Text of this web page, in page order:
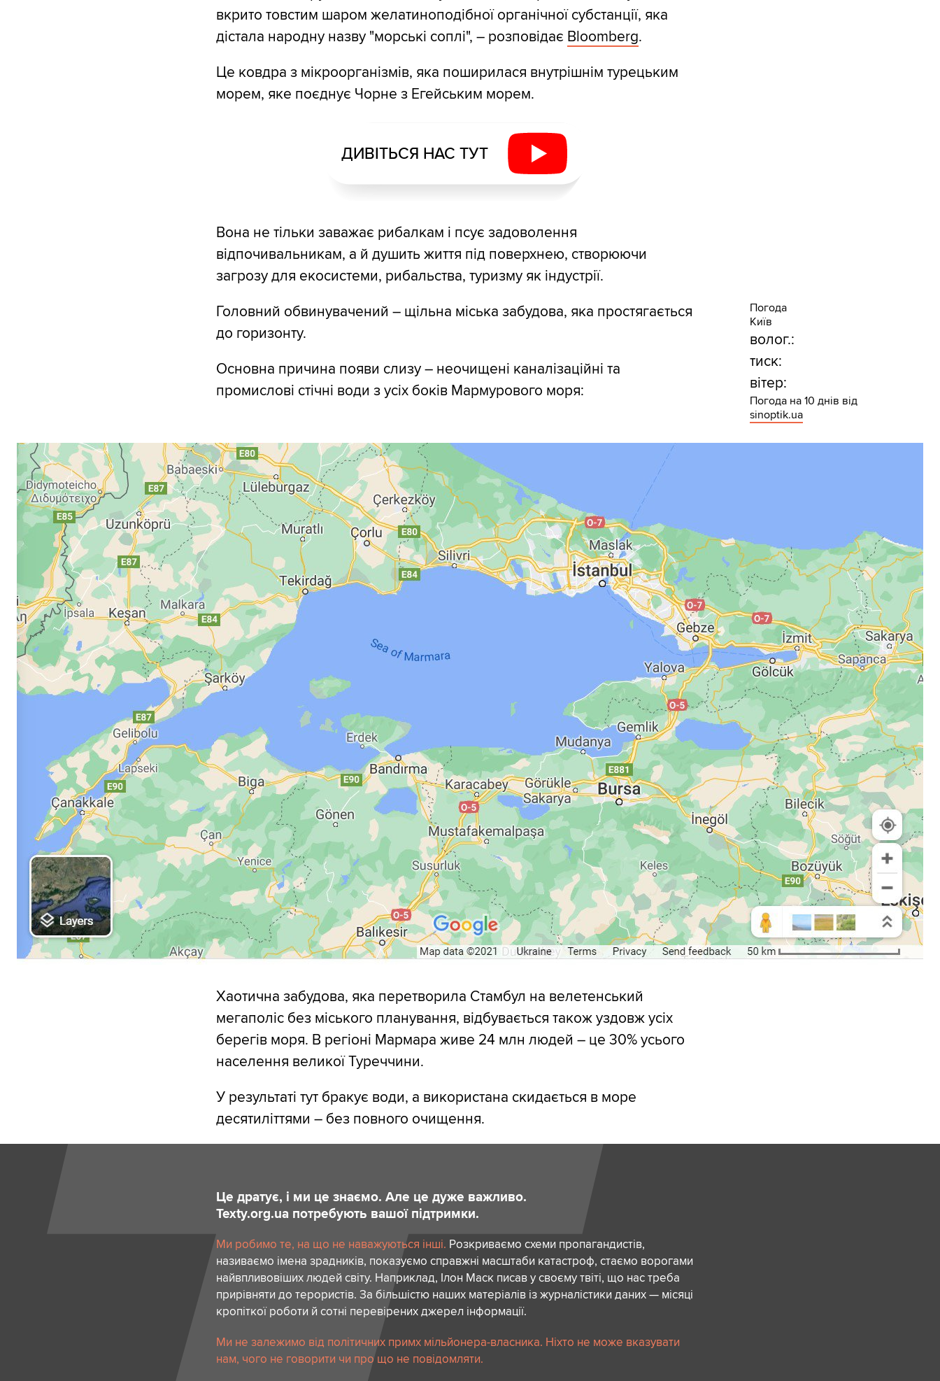
вкрито товстим шаром желатиноподібної органічної субстанції, яка
дістала народну назву "морські соплі", – розповідає Bloomberg.
Це ковдра з мікроорганізмів, яка поширилася внутрішнім турецьким
морем, яке поєднує Чорне з Егейським морем.
ДИВІТЬСЯ НАС ТУТ
Вона не тільки заважає рибалкам і псує задоволення
відпочивальникам, а й душить життя під поверхнею, створюючи
загрозу для екосистеми, рибальства, туризму як індустрії.
Головний обвинувачений – щільна міська забудова, яка простягається
до горизонту.
Основна причина появи слизу – неочищені каналізаційні та
промислові стічні води з усіх боків Мармурового моря:
Хаотична забудова, яка перетворила Стамбул на велетенський
мегаполіс без міського планування, відбувається також уздовж усіх
берегів моря. В регіоні Мармара живе 24 млн людей – це 30% усього
населення великої Туреччини.
У результаті тут бракує води, а використана скидається в море
десятиліттями – без повного очищення.
Це дратує, і ми це знаємо. Але це дуже важливо.
Texty.org.ua потребують вашої підтримки.
Ми робимо те, на що не наважуються інші. Розкриваємо схеми пропагандистів,
називаємо імена зрадників, показуємо справжні масштаби катастроф, стаємо ворогами
найвпливовіших людей світу. Наприклад, Ілон Маск писав у своєму твіті, що нас треба
прирівняти до терористів. За більшістю наших матеріалів із журналістики даних — місяці
кропіткої роботи й сотні перевірених джерел інформації.
Ми не залежимо від політичних примх мільйонера-власника. Ніхто не може вказувати
нам, чого не говорити чи про що не повідомляти.
Погода
Київ
волог.:
тиск:
вітер:
Погода на 10 днів від
sinoptik.ua